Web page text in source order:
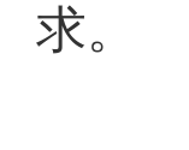
求。